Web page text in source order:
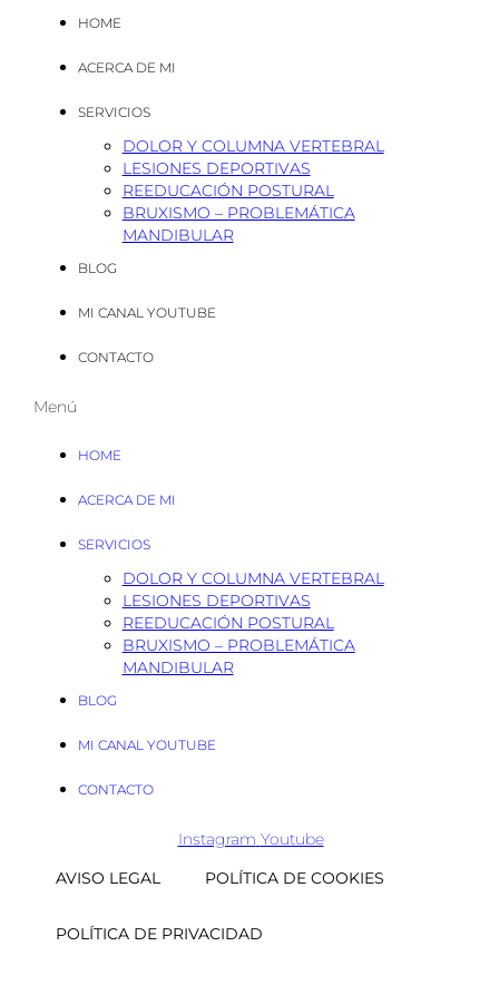
HOME
ACERCA DE MI
SERVICIOS
DOLOR Y COLUMNA VERTEBRAL
LESIONES DEPORTIVAS
REEDUCACIÓN POSTURAL
BRUXISMO – PROBLEMÁTICA
MANDIBULAR
BLOG
MI CANAL YOUTUBE
CONTACTO
Menú
HOME
ACERCA DE MI
SERVICIOS
DOLOR Y COLUMNA VERTEBRAL
LESIONES DEPORTIVAS
REEDUCACIÓN POSTURAL
BRUXISMO – PROBLEMÁTICA
MANDIBULAR
BLOG
MI CANAL YOUTUBE
CONTACTO
Instagram Youtube
AVISO LEGAL
POLÍTICA DE COOKIES
POLÍTICA DE PRIVACIDAD